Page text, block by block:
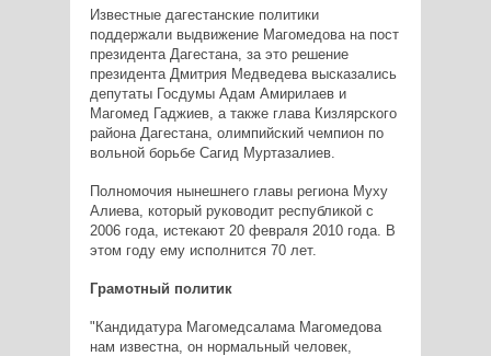
Известные дагестанские политики
поддержали выдвижение Магомедова на пост
президента Дагестана, за это решение
президента Дмитрия Медведева высказались
депутаты Госдумы Адам Амирилаев и
Магомед Гаджиев, а также глава Кизлярского
района Дагестана, олимпийский чемпион по
вольной борьбе Сагид Муртазалиев.
Полномочия нынешнего главы региона Муху
Алиева, который руководит республикой с
2006 года, истекают 20 февраля 2010 года. В
этом году ему исполнится 70 лет.
Грамотный политик
"Кандидатура Магомедсалама Магомедова
нам известна, он нормальный человек,